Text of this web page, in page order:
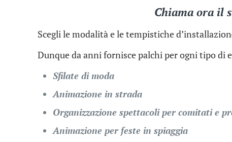
Chiama ora il
Scegli le modalità e le tempistiche
Dunque da anni fornisce palchi per ogni tipo di
Sfilate di moda
Animazione in strada
Organizzazione spettacoli per comitati e
Animazione per feste in spiaggia